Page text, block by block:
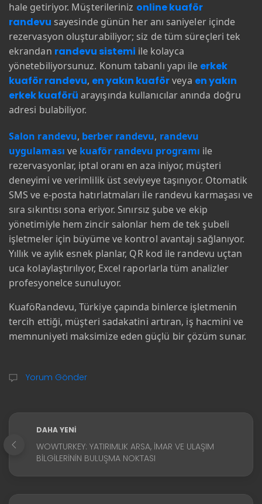
hale getiriyor. Müşterileriniz online kuaför
randevu sayesinde günün her anı saniyeler içinde
rezervasyon oluşturabiliyor; siz de tüm süreçleri tek
ekrandan randevu sistemi ile kolayca
yönetebiliyorsunuz. Konum tabanlı yapı ile erkek
kuaför randevu, en yakın kuaförveya en yakın
erkek kuaförü arayışında kullanıcılar anında doğru
adresi bulabiliyor.
Salon randevu, berber randevu, randevu
uygulaması ve kuaför randevu programı ile
rezervasyonlar, iptal oranı en aza iniyor, müşteri
deneyimi ve verimlilik üst seviyeye taşınıyor. Otomatik
SMS ve e-posta hatırlatmaları ile randevu karmaşası ve
sıra sıkıntısı sona eriyor. Sınırsız şube ve ekip
yönetimiyle hem zincir salonlar hem de tek şubeli
işletmeler için büyüme ve kontrol avantajı sağlanıyor.
Yıllık ve aylık esnek planlar, QR kod ile randevu uçtan
uca kolaylaştırılıyor, Excel raporlarla tüm analizler
profesyonelce sunuluyor.
KuaföRandevu, Türkiye çapında binlerce işletmenin
tercih ettiği, müşteri sadakatini artıran, iş hacmini ve
memnuniyeti maksimize eden güçlü bir çözüm sunar.
Yorum Gönder
DAHA YENI
WOWTURKEY: YATIRIMLIK ARSA, İMAR VE ULAŞIM
BILGILERININ BULUŞMA NOKTASI